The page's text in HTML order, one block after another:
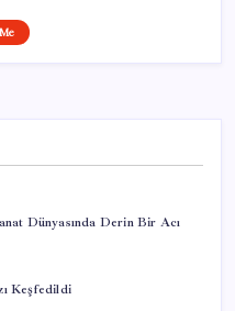
Dünyasında Derin Bir Acı
Keşfedildi